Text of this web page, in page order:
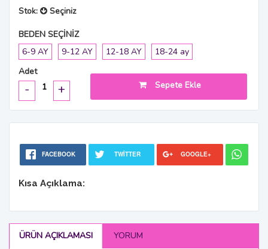
Stok:
Seçiniz
BEDEN SEÇİNİZ
6-9 AY
9-12 AY 12-18 AY
18-24 ay
Adet
- + Sepete Ekle
FACEBOOK TWITTER GOOGLE+
Kısa Açıklama:
ÜRÜN AÇIKLAMASI YORUM